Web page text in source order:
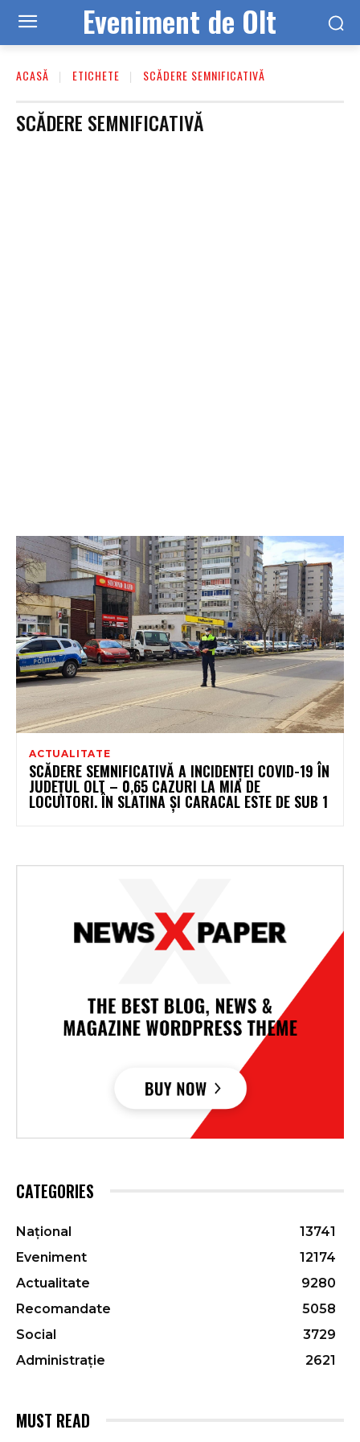
Eveniment de Olt
ACASĂ ETICHETE SCĂDERE SEMNIFICATIVĂ
SCĂDERE SEMNIFICATIVĂ
ACTUALITATE
SCĂDERE SEMNIFICATIVĂ A INCIDENȚEI COVID-19 ÎN
JUDEȚUL OLT – 0,65 CAZURI LA MIA DE
LOCUITORI. ÎN SLATINA ȘI CARACAL ESTE DE SUB 1
CATEGORIES
Național
13741
Eveniment
12174
Actualitate
9280
Recomandate
5058
Social
3729
Administrație
2621
MUST READ